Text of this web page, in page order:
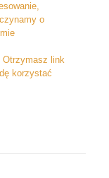
o
Otrzymasz link
korzystać